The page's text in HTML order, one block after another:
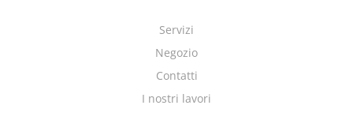
Servizi
Negozio
Contatti
I nostri lavori